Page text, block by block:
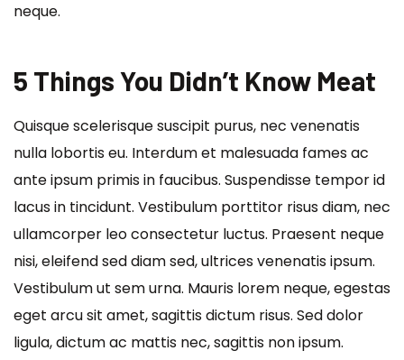
neque.
5 Things You Didn’t Know Meat
Quisque scelerisque suscipit purus, nec venenatis
nulla lobortis eu. Interdum et malesuada fames ac
ante ipsum primis in faucibus. Suspendisse tempor id
lacus in tincidunt. Vestibulum porttitor risus diam, nec
ullamcorper leo consectetur luctus. Praesent neque
nisi, eleifend sed diam sed, ultrices venenatis ipsum.
Vestibulum ut sem urna. Mauris lorem neque, egestas
eget arcu sit amet, sagittis dictum risus. Sed dolor
ligula, dictum ac mattis nec, sagittis non ipsum.